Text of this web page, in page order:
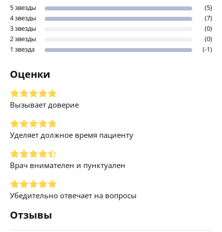
5 звезды
(5)
4 звезды
(7)
3 звезды
(0)
2 звезды
(0)
1 звезда
(-1)
Оценки
Вызывает доверие
Уделяет должное время пациенту
Врач внимателен и пунктуален
Убедительно отвечает на вопросы
Отзывы